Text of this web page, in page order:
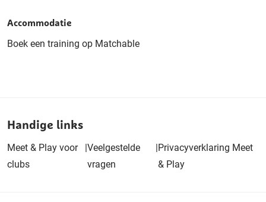
Accommodatie
Boek een training op Matchable
Handige links
Meet & Play voor
clubs
|Veelgestelde
vragen
Privacyverklaring Meet
& Play